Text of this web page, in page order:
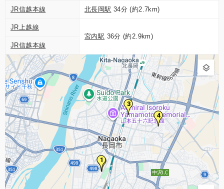
JR信越本線 北長岡駅 34分 (約2.7km)
JR上越線
宮内駅 36分 (約2.9km)
JR信越本線
12
3
4